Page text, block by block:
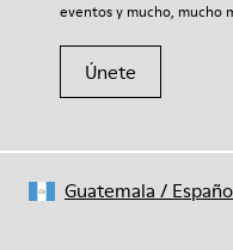
eventos y mucho, mucho
Únete
Guatemala /